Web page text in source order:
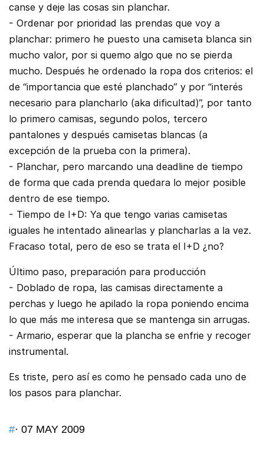
canse y deje las cosas sin planchar.
- Ordenar por prioridad las prendas que voy a
planchar: primero he puesto una camiseta blanca sin
mucho valor, por si quemo algo que no se pierda
mucho. Después he ordenado la ropa dos criterios: el
de “importancia que esté planchado” y por “interés
necesario para plancharlo (aka dificultad)”, por tanto
lo primero camisas, segundo polos, tercero
pantalones y después camisetas blancas (a
excepción de la prueba con la primera).
- Planchar, pero marcando una deadline de tiempo
de forma que cada prenda quedara lo mejor posible
dentro de ese tiempo.
- Tiempo de I+D: Ya que tengo varias camisetas
iguales he intentado alinearlas y plancharlas a la vez.
Fracaso total, pero de eso se trata el I+D ¿no?
Último paso, preparación para producción
- Doblado de ropa, las camisas directamente a
perchas y luego he apilado la ropa poniendo encima
lo que más me interesa que se mantenga sin arrugas.
- Armario, esperar que la plancha se enfrie y recoger
instrumental.
Es triste, pero así es como he pensado cada uno de
los pasos para planchar.
#· 07 MAY 2009